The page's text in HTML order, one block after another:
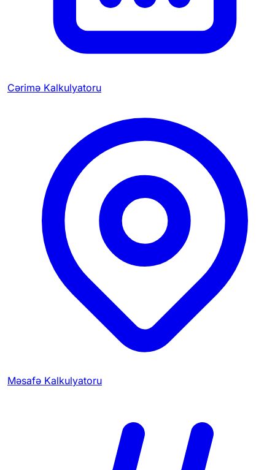
Cərimə Kalkulyatoru
Məsafə Kalkulyatoru